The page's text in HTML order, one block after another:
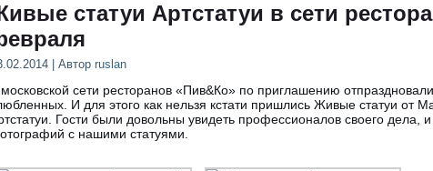
статуи Артстатуи в сети
| Автор ruslan
сети ресторанов «Пив&Ко» по приглашению
И для этого как нельзя кстати пришлись Живые статуи от
Гости были довольны увидеть профессионалов своего дела,
с нашими статуями.